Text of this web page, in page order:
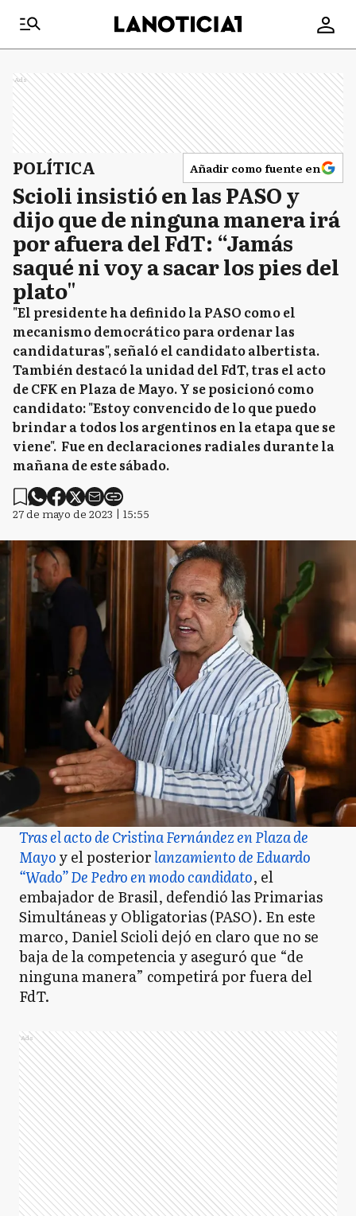
Ads
POLÍTICA Añadir como fuente en
Scioli insistió en las PASO y
dijo que de ninguna manera irá
por afuera del FdT: “Jamás
saqué ni voy a sacar los pies del
plato"
"El presidente ha definido la PASO como el
mecanismo democrático para ordenar las
candidaturas", señaló el candidato albertista.
También destacó la unidad del FdT, tras el acto
de CFK en Plaza de Mayo. Y se posicionó como
candidato: "Estoy convencido de lo que puedo
brindar a todos los argentinos en la etapa que se
viene". Fue en declaraciones radiales durante la
mañana de este sábado.
27 de mayo de 2023 | 15:55
Tras el acto de Cristina Fernández en Plaza de
Mayoy el posteriorlanzamiento de Eduardo
“Wado” De Pedro en modo candidato, el
embajador de Brasil, defendió las Primarias
Simultáneas y Obligatorias (PASO). En este
marco, Daniel Scioli dejó en claro que no se
baja de la competencia y aseguró que “de
ninguna manera” competirá por fuera del
FdT.
Ads